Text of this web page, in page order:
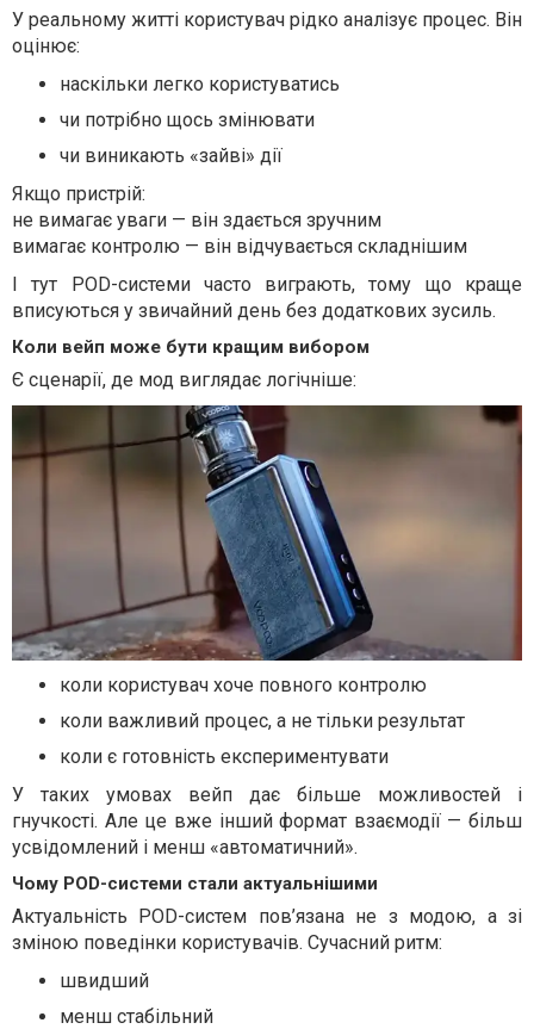
У реальному житті користувач рідко аналізує процес. Він
оцінює:
наскільки легко користуватись
чи потрібно щось змінювати
чи виникають «зайві» дії
Якщо пристрій:
не вимагає уваги — він здається зручним
вимагає контролю — він відчувається складнішим
І тут POD-системи часто виграють, тому що краще
вписуються у звичайний день без додаткових зусиль.
Коли вейп може бути кращим вибором
Є сценарії, де мод виглядає логічніше:
коли користувач хоче повного контролю
коли важливий процес, а не тільки результат
коли є готовність експериментувати
У таких умовах вейп дає більше можливостей і
гнучкості. Але це вже інший формат взаємодії — більш
усвідомлений і менш «автоматичний».
Чому POD-системи стали актуальнішими
Актуальність POD-систем пов’язана не з модою, а зі
зміною поведінки користувачів. Сучасний ритм:
швидший
менш стабільний